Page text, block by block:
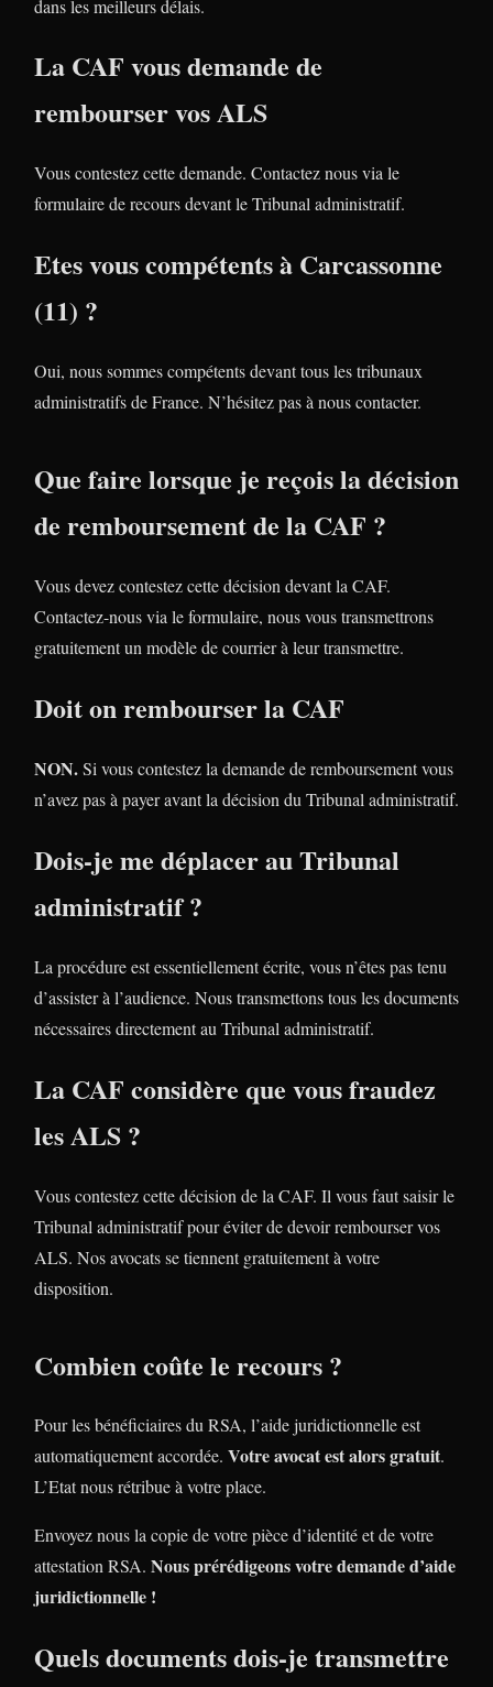
dans les meilleurs délais.
La CAF vous demande de
rembourser vos ALS
Vous contestez cette demande. Contactez nous via le
formulaire de recours devant le Tribunal administratif.
Etes vous compétents à Carcassonne
(11) ?
Oui, nous sommes compétents devant tous les tribunaux
administratifs de France. N’hésitez pas à nous contacter.
Que faire lorsque je reçois la décision
de remboursement de la CAF ?
Vous devez contestez cette décision devant la CAF.
Contactez-nous via le formulaire, nous vous transmettrons
gratuitement un modèle de courrier à leur transmettre.
Doit on rembourser la CAF
NON.Si vous contestez la demande de remboursement vous
n’avez pas à payer avant la décision du Tribunal administratif.
Dois-je me déplacer au Tribunal
administratif ?
La procédure est essentiellement écrite, vous n’êtes pas tenu
d’assister à l’audience. Nous transmettons tous les documents
nécessaires directement au Tribunal administratif.
La CAF considère que vous fraudez
les ALS ?
Vous contestez cette décision de la CAF. Il vous faut saisir le
Tribunal administratif pour éviter de devoir rembourser vos
ALS. Nos avocats se tiennent gratuitement à votre
disposition.
Combien coûte le recours ?
Pour les bénéficiaires du RSA, l’aide juridictionnelle est
automatiquement accordée. Votre avocat est alors gratuit.
L’Etat nous rétribue à votre place.
Envoyez nous la copie de votre pièce d’identité et de votre
attestation RSA. Nous prérédigeons votre demande d’aide
juridictionnelle !
Quels documents dois-je transmettre